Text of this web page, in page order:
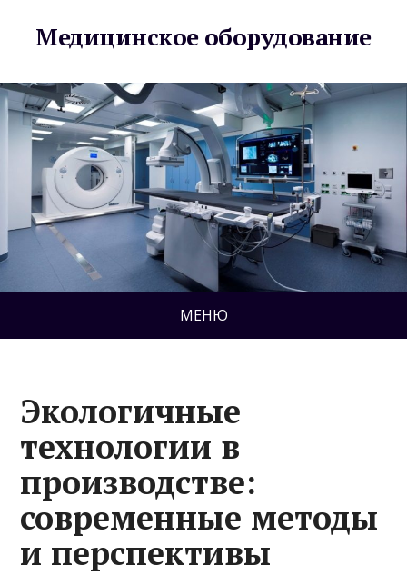
Медицинское оборудование
МЕНЮ
Экологичные
технологии в
производстве:
современные методы
и перспективы